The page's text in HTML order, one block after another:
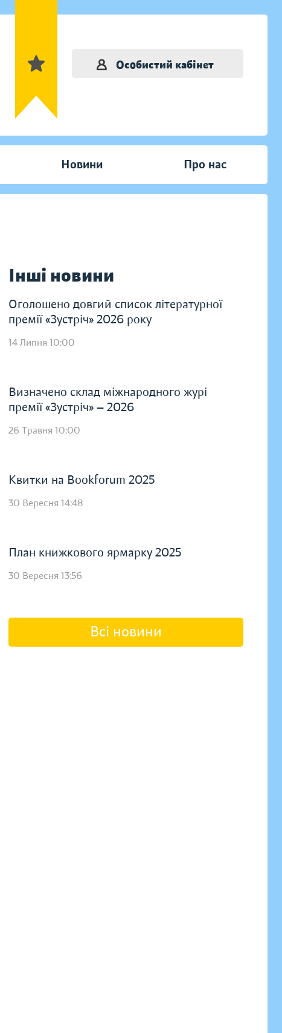
Особистий кабінет
Новини Про нас
Інші новини
Оголошено довгий список літературної
премії «Зустріч» 2026 року
14 Липня 10:00
Визначено склад міжнародного журі
премії «Зустріч» — 2026
26 Травня 10:00
Квитки на Bookforum 2025
30 Вересня 14:48
План книжкового ярмарку 2025
30 Вересня 13:56
Всі новини